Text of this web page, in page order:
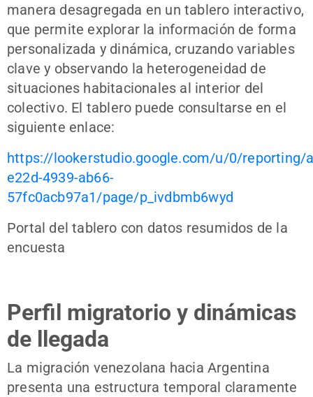
manera desagregada en un tablero interactivo,
que permite explorar la información de forma
personalizada y dinámica, cruzando variables
clave y observando la heterogeneidad de
situaciones habitacionales al interior del
colectivo. El tablero puede consultarse en el
siguiente enlace:
https://lookerstudio.google.com/u/0/reporting/
e22d-4939-ab66-
57fc0acb97a1/page/p_ivdbmb6wyd
Portal del tablero con datos resumidos de la
encuesta
Perfil migratorio y dinámicas
de llegada
La migración venezolana hacia Argentina
presenta una estructura temporal claramente